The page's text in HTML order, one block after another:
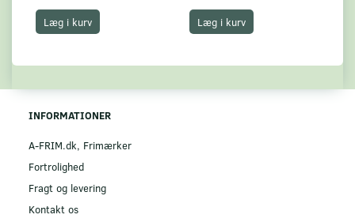
Læg i kurv Læg i kurv
INFORMATIONER
A-FRIM.dk, Frimærker
Fortrolighed
Fragt og levering
Kontakt os